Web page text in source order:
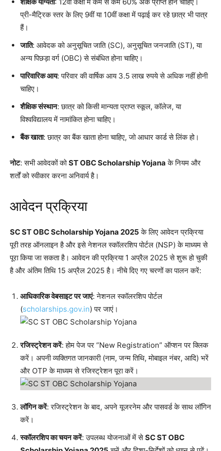
प्री-मैट्रिक स्तर के लिए 9वीं या 10वीं कक्षा में पढ़ाई कर रहे छात्र भी पात्र
हैं।
जाति: आवेदक को अनुसूचित जाति (SC), अनुसूचित जनजाति (ST), या
अन्य पिछड़ा वर्ग (OBC) से संबंधित होना चाहिए।
पारिवारिक आय: परिवार की वार्षिक आय 3.5 लाख रुपये से अधिक नहीं होनी
चाहिए।
शैक्षिक संस्थान: छात्र को किसी मान्यता प्राप्त स्कूल, कॉलेज, या
विश्वविद्यालय में नामांकित होना चाहिए।
बैंक खाता: छात्र का बैंक खाता होना चाहिए, जो आधार कार्ड से लिंक हो।
नोट: सभी आवेदकों कोST OBC Scholarship Yojana के नियम और
शर्तों को स्वीकार करना अनिवार्य है।
आवेदन प्रक्रिया
SC ST OBC Scholarship Yojana 2025 के लिए आवेदन प्रक्रिया
पूरी तरह ऑनलाइन है और इसे नेशनल स्कॉलरशिप पोर्टल (NSP) के माध्यम से
पूरा किया जा सकता है। आवेदन की प्रक्रिया 1 अप्रैल 2025 से शुरू हो चुकी
है और अंतिम तिथि 15 अप्रैल 2025 है। नीचे दिए गए चरणों का पालन करें:
आधिकारिक वेबसाइट पर जाएं: नेशनल स्कॉलरशिप पोर्टल
(scholarships.gov.in) पर जाएं।
रजिस्ट्रेशन करें: होम पेज पर “New Registration” ऑप्शन पर क्लिक
करें। अपनी व्यक्तिगत जानकारी (नाम, जन्म तिथि, मोबाइल नंबर, आदि) भरें
और OTP के माध्यम से रजिस्ट्रेशन पूरा करें।
लॉगिन करें: रजिस्ट्रेशन के बाद, अपने यूजरनेम और पासवर्ड के साथ लॉगिन
करें।
स्कॉलरशिप का चयन करें: उपलब्ध योजनाओं में सेSC ST OBC